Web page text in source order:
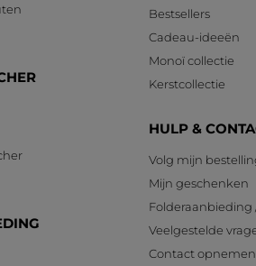
Bestsellers
Cadeau-ideeën
Monoï collectie
Kerstcollectie
HULP &
Volg mijn
Mijn geschenken
Folderaanbieding
Veelgestelde
Contact opnemen